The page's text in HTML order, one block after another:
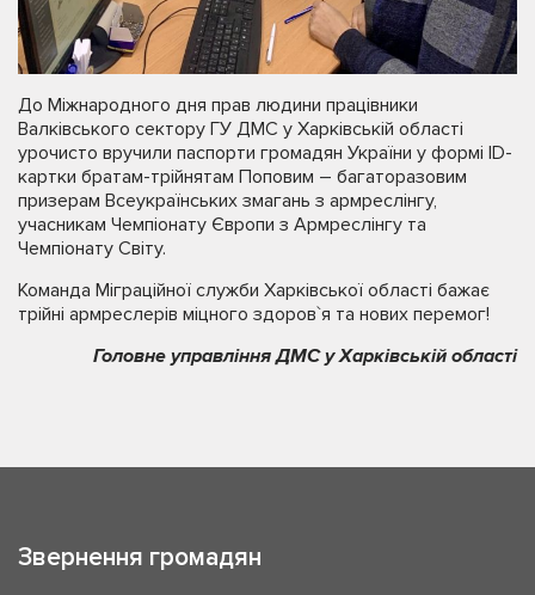
До Міжнародного дня прав людини працівники
Валківського сектору ГУ ДМС у Харківській області
урочисто вручили паспорти громадян України у формі ID-
картки братам-трійнятам Поповим – багаторазовим
призерам Всеукраїнських змагань з армреслінгу,
учасникам Чемпіонату Європи з Армреслінгу та
Чемпіонату Світу.
Команда Міграційної служби Харківської області бажає
трійні армреслерів міцного здоров`я та нових перемог!
Головне управління ДМС у Харківській області
Звернення громадян